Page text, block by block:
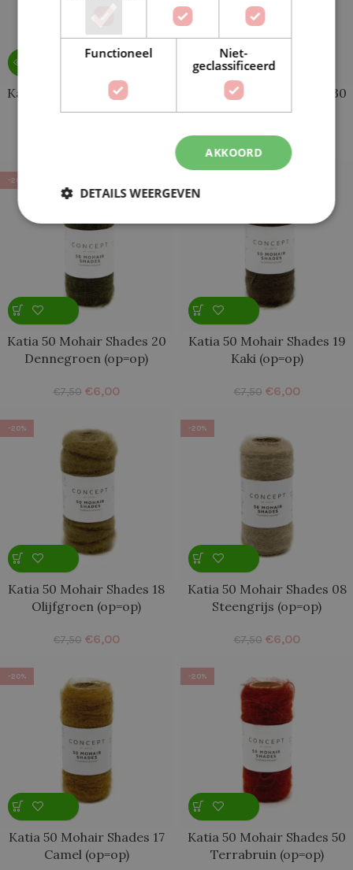
Katia 50 Mohair Shades 22
Pistache (op=op)
Katia 50 Mohair Shades 30
Flessegroen (op=op)
6,00
-20%
Katia 50 Mohair Shades 20
Dennegroen (op=op)
€7,50 €6,00
Katia 50 Mohair Shades 19
Kaki (op=op)
€7,50 €6,00
-20%
Katia 50 Mohair Shades 18
Olijfgroen (op=op)
€7,50 €6,00
-20%
Katia 50 Mohair Shades 08
Steengrijs (op=op)
€7,50 €6,00
-20%
Katia 50 Mohair Shades 17
Camel (op=op)
-20%
Katia 50 Mohair Shades 50
Terrabruin (op=op)
Functioneel
Niet-
geclassificeerd
AKKOORD
DETAILS WEERGEVEN